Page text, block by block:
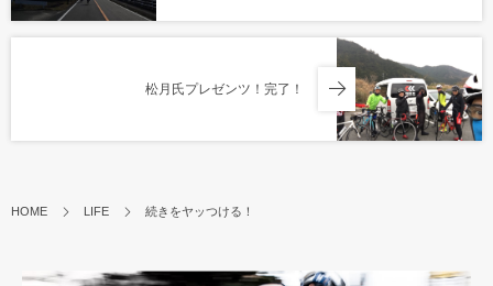
松月氏プレゼンツ！完了！
HOME LIFE 続きをヤッつける！